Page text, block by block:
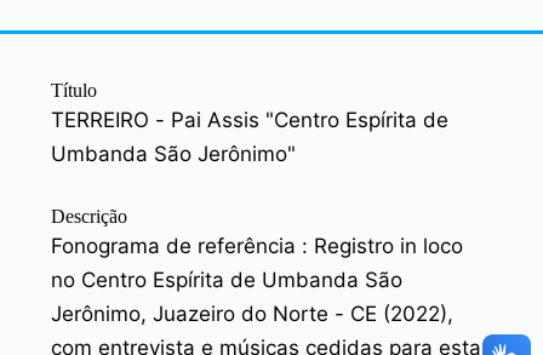
Título
TERREIRO - Pai Assis "Centro Espírita de
Umbanda São Jerônimo"
Descrição
Fonograma de referência : Registro in loco
no Centro Espírita de Umbanda São
Jerônimo, Juazeiro do Norte - CE (2022),
com entrevista e músicas cedidas para esta